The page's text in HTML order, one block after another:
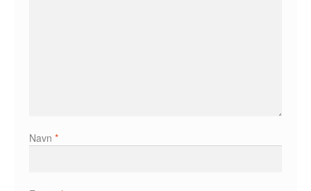
Navn*